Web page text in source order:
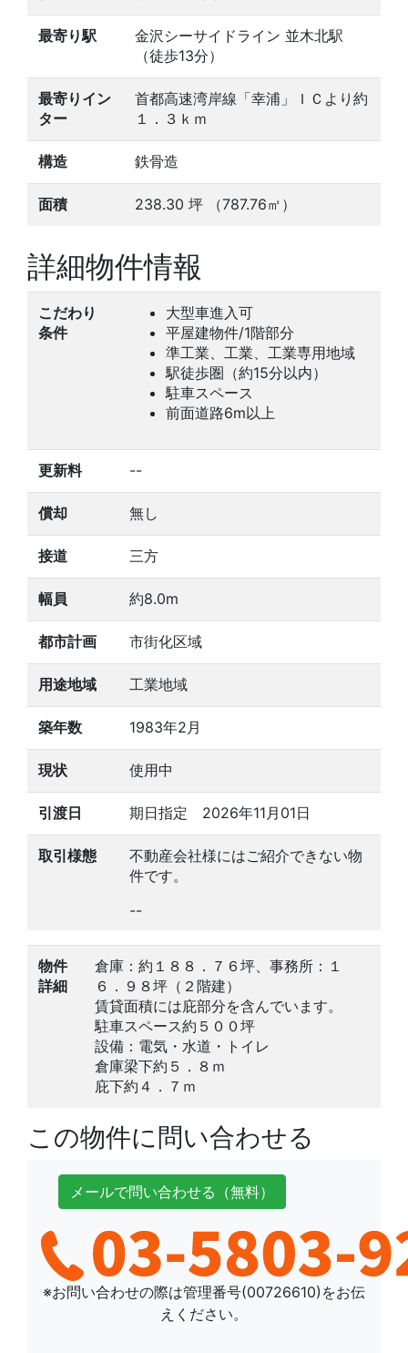
最寄り駅
金沢シーサイドライン 並木北駅
（徒歩13分）
最寄りイン
ター
首都高速湾岸線「幸浦」ＩＣより約
１．３ｋｍ
構造 鉄骨造
面積 238.30 坪 （787.76㎡）
詳細物件情報
こだわり
条件
大型車進入可
平屋建物件/1階部分
準工業、工業、工業専用地域
駅徒歩圏（約15分以内）
駐車スペース
前面道路6m以上
更新料 --
償却 無し
接道 三方
幅員 約8.0m
都市計画 市街化区域
用途地域 工業地域
築年数 1983年2月
現状 使用中
引渡日 期日指定 2026年11月01日
取引様態
不動産会社様にはご紹介できない物
件です。
--
物件
詳細
倉庫：約１８８．７６坪、事務所：１
６．９８坪（２階建）
賃貸面積には庇部分を含んでいます。
駐車スペース約５００坪
設備：電気・水道・トイレ
倉庫梁下約５．８ｍ
庇下約４．７ｍ
この物件に問い合わせる
メールで問い合わせる （無料）
※お問い合わせの際は管理番号(00726610)をお伝
えください。